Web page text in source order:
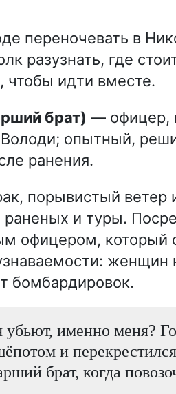
переночевать в
разузнать, где
чтобы идти вместе.
брат) — офицер,
опытный,
ранения.
порывистый ветер
и туры.
офицером, который
женщин
бомбардировок.
именно меня?
и
брат, когда